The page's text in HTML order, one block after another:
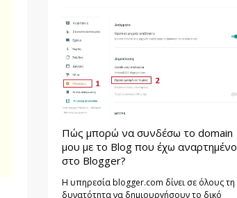
Πώς μπορώ να συνδέσω το domain
μου με το Blog που έχω αναρτημένο
στο Blogger?
Η υπηρεσία blogger.com δίνει σε όλους τη
δυνατότητα να δημιουργήσουν το δικό